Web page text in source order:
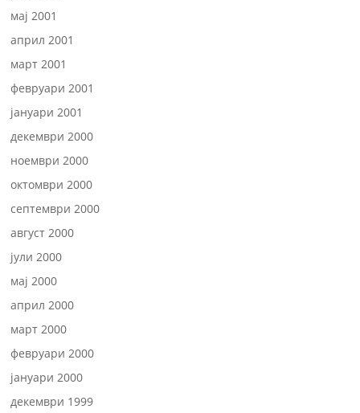
мај 2001
април 2001
март 2001
февруари 2001
јануари 2001
декември 2000
ноември 2000
октомври 2000
септември 2000
август 2000
јули 2000
мај 2000
април 2000
март 2000
февруари 2000
јануари 2000
декември 1999